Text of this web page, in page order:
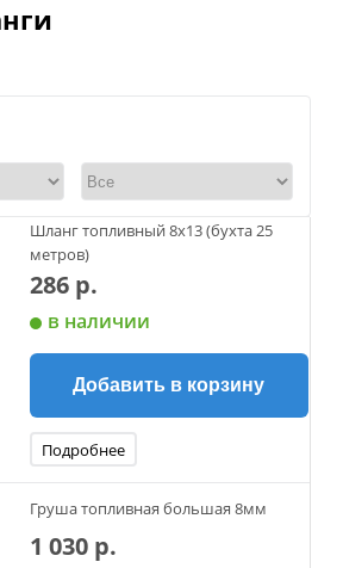
Шланг топливный 8х13 (бухта 25
метров)
286 р.
в наличии
Добавить в корзину
Подробнее
Груша топливная большая 8мм
1 030 р.